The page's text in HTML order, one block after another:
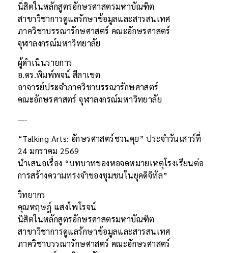
นิสิตในหลักสูตรอักษรศาสตรมหาบัณฑิต
สาขาวิชาการดูแลรักษาข้อมูลและสารสนเทศ
ภาควิชาบรรณารักษศาสตร์ คณะอักษรศาสตร์
จุฬาลงกรณ์มหาวิทยาลัย
ผู้ดำเนินรายการ
อ.ดร.พิมพ์พจน์ สีลาเขต
อาจารย์ประจำภาควิชาบรรณารักษศาสตร์
คณะอักษรศาสตร์ จุฬาลงกรณ์มหาวิทยาลัย
—-
“Talking Arts: อักษรศาสตร์ชวนคุย” ประจำวันเสาร์ที่
24 มกราคม 2569
นำเสนอเรื่อง “บทบาทของหอจดหมายเหตุโรงเรียนต่อ
การสร้างความทรงจำของชุมชนในยุคดิจิทัล”
วิทยากร
คุณหฤษฎ์ แสงไพโรจน์
นิสิตในหลักสูตรอักษรศาสตรมหาบัณฑิต
สาขาวิชาการดูแลรักษาข้อมูลและสารสนเทศ
ภาควิชาบรรณารักษศาสตร์ คณะอักษรศาสตร์